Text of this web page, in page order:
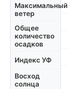
Максимальный
ветер
Общее
количество
осадков
Индекс УФ
Восход
солнца